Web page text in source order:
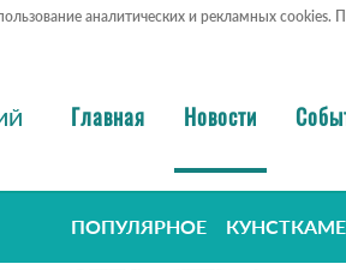
аналитических и рекламных cookies.
Главная Новости
ПОПУЛЯРНОЕ